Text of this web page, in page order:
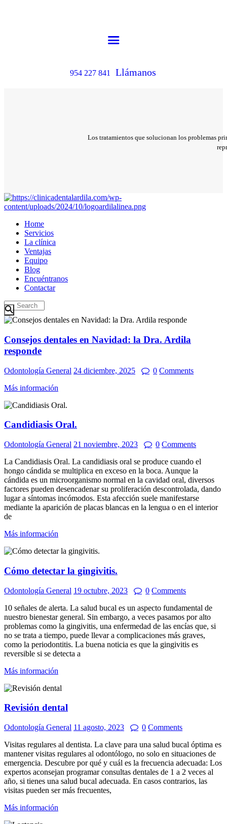
954 227 841 Llámanos
Los tratamientos que solucionan los problemas
Home
Servicios
La clínica
Ventajas
Equipo
Blog
Encuéntranos
Contactar
Consejos dentales en Navidad: la Dra. Ardila
responde
Odontología General 24 diciembre, 2025 0 Comments
Más información
Candidiasis Oral.
Odontología General 21 noviembre, 2023 0 Comments
La Candidiasis Oral. La candidiasis oral se produce cuando el
hongo cándida se multiplica en exceso en la boca. Aunque la
cándida es un microorganismo normal en la cavidad oral, diversos
factores pueden desencadenar su proliferación descontrolada, dando
lugar a síntomas incómodos. Esta afección suele manifestarse
mediante la aparición de placas blancas en la lengua o en el interior
de
Más información
Cómo detectar la gingivitis.
Odontología General 19 octubre, 2023 0 Comments
10 señales de alerta. La salud bucal es un aspecto fundamental de
nuestro bienestar general. Sin embargo, a veces pasamos por alto
problemas como la gingivitis, una enfermedad de las encías que, si
no se trata a tiempo, puede llevar a complicaciones más graves,
como la periodontitis. La buena noticia es que la gingivitis es
reversible si se detecta a
Más información
Revisión dental
Odontología General 11 agosto, 2023 0 Comments
Visitas regulares al dentista. La clave para una salud bucal óptima es
mantener visitas regulares al odontólogo, no solo en situaciones de
emergencia. Descubre por qué y cuál es la frecuencia adecuada: Los
expertos aconsejan programar consultas dentales de 1 a 2 veces al
año, si tienes una salud bucal adecuada. En casos contrarios, las
visitas pueden ser más frecuentes,
Más información